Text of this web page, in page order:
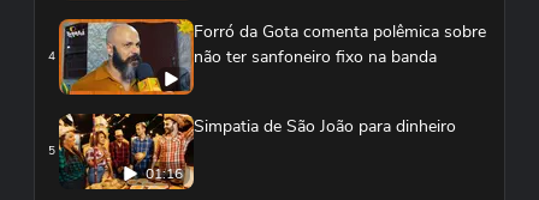
4
Forró da Gota comenta polêmica sobre
não ter sanfoneiro fixo na banda
5
01:16
Simpatia de São João para dinheiro